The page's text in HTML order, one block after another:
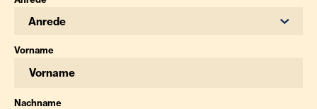
Anrede
Vorname
Nachname